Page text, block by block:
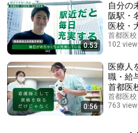
0:53
自分の
阪駅・
医校・
首都医
102
0:56
医療人
職・給
首都医
専
首都医
763